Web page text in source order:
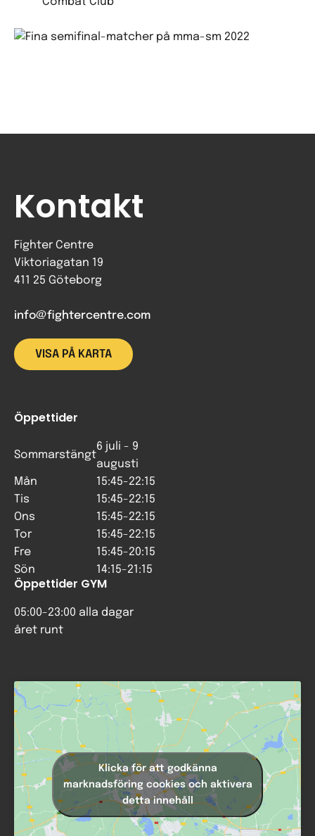
Kontakt
Fighter Centre
Viktoriagatan 19
411 25 Göteborg
info@fightercentre.com
VISA PÅ KARTA
Öppettider
Sommarstängt
6 juli - 9
augusti
Mån
15:45-22:15
Tis
15:45-22:15
Ons
15:45-22:15
Tor
15:45-22:15
Fre
15:45-20:15
Sön
14:15-21:15
Öppettider GYM
05:00-23:00 alla dagar
året runt
Klicka för att godkänna
marknadsföring cookies och aktivera
detta innehåll